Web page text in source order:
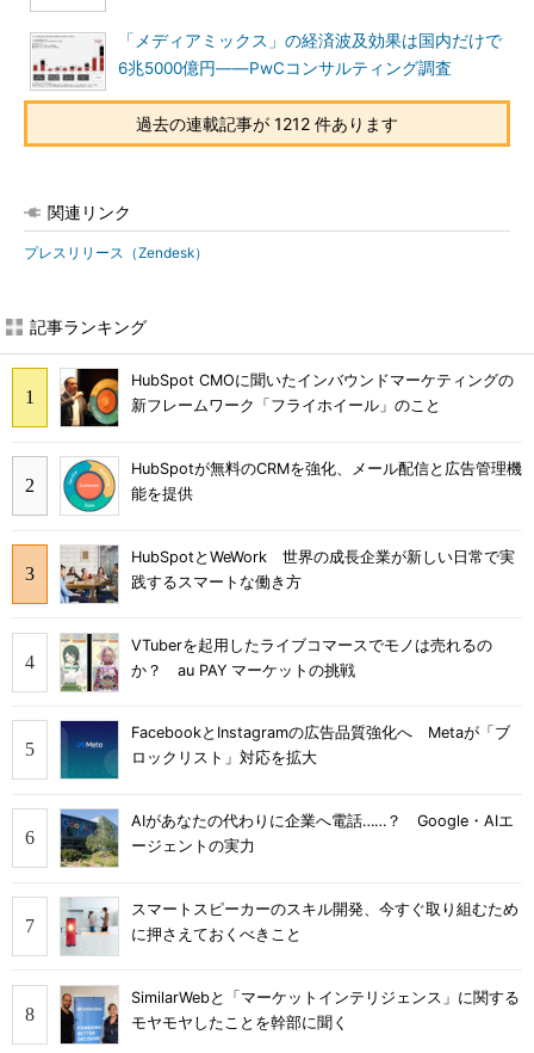
「メディアミックス」の経済波及効果は国内だけで
6兆5000億円――PwCコンサルティング調査
過去の連載記事が 1212 件あります
関連リンク
プレスリリース（Zendesk）
記事ランキング
HubSpot CMOに聞いたインバウンドマーケティングの
新フレームワーク「フライホイール」のこと
HubSpotが無料のCRMを強化、メール配信と広告管理機
能を提供
HubSpotとWeWork 世界の成長企業が新しい日常で実
践するスマートな働き方
VTuberを起用したライブコマースでモノは売れるの
か？ au PAY マーケットの挑戦
FacebookとInstagramの広告品質強化へ Metaが「ブ
ロックリスト」対応を拡大
AIがあなたの代わりに企業へ電話……？ Google・AIエ
ージェントの実力
スマートスピーカーのスキル開発、今すぐ取り組むため
に押さえておくべきこと
SimilarWebと「マーケットインテリジェンス」に関する
モヤモヤしたことを幹部に聞く